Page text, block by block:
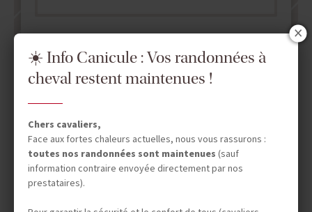
ENVOYER MA DEMANDE DE DEVIS
☀️ Info Canicule : Vos randonnées à
cheval restent maintenues !
Chers cavaliers,
Face aux fortes chaleurs actuelles, nous vous rassurons :
toutes nos randonnées sont maintenues (sauf
information contraire envoyée directement par nos
prestataires).